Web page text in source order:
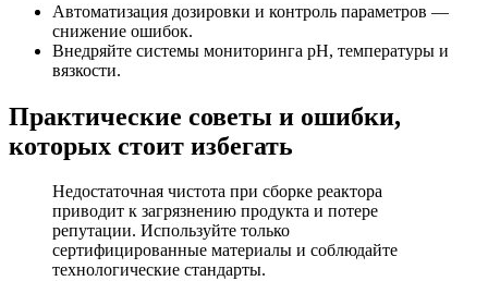
Автоматизация дозировки и контроль параметров —
снижение ошибок.
Внедряйте системы мониторинга pH, температуры и
вязкости.
Практические советы и ошибки,
которых стоит избегать
Недостаточная чистота при сборке реактора
приводит к загрязнению продукта и потере
репутации. Используйте только
сертифицированные материалы и соблюдайте
технологические стандарты.